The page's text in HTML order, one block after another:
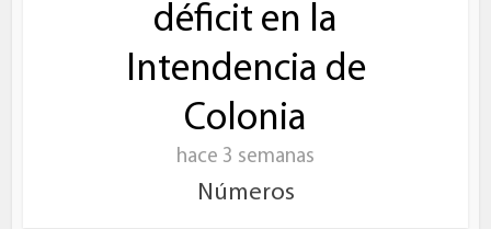
déficit en la
Intendencia de
Colonia
hace 3 semanas
Números